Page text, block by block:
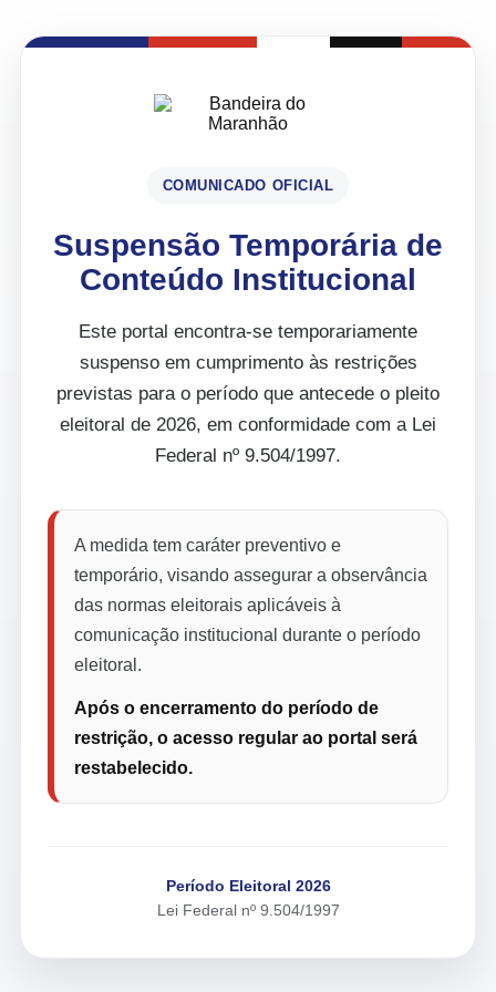
COMUNICADO OFICIAL
Suspensão Temporária de
Conteúdo Institucional
Este portal encontra-se temporariamente
suspenso em cumprimento às restrições
previstas para o período que antecede o pleito
eleitoral de 2026, em conformidade com a Lei
Federal nº 9.504/1997.
A medida tem caráter preventivo e
temporário, visando assegurar a observância
das normas eleitorais aplicáveis à
comunicação institucional durante o período
eleitoral.
Após o encerramento do período de
restrição, o acesso regular ao portal será
restabelecido.
Período Eleitoral 2026
Lei Federal nº 9.504/1997